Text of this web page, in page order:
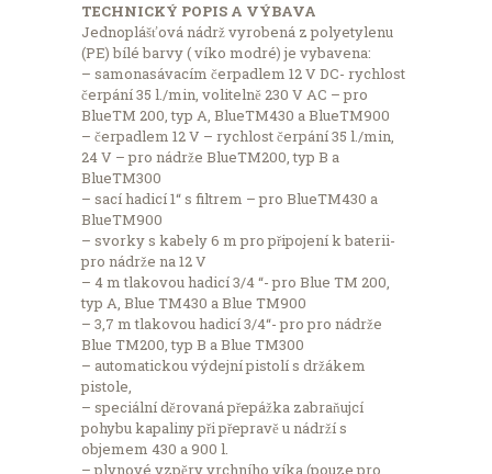
TECHNICKÝ POPIS A VÝBAVA
Jednoplášťová nádrž vyrobená z polyetylenu
(PE) bílé barvy ( víko modré) je vybavena:
– samonasávacím čerpadlem 12 V DC- rychlost
čerpání 35 l./min, volitelně 230 V AC – pro
BlueTM 200, typ A, BlueTM430 a BlueTM900
– čerpadlem 12 V – rychlost čerpání 35 l./min,
24 V – pro nádrže BlueTM200, typ B a
BlueTM300
– sací hadicí 1“ s filtrem – pro BlueTM430 a
BlueTM900
– svorky s kabely 6 m pro připojení k baterii-
pro nádrže na 12 V
– 4 m tlakovou hadicí 3/4 “- pro Blue TM 200,
typ A, Blue TM430 a Blue TM900
– 3,7 m tlakovou hadicí 3/4“- pro pro nádrže
Blue TM200, typ B a Blue TM300
– automatickou výdejní pistolí s držákem
pistole,
– speciální děrovaná přepážka zabraňujcí
pohybu kapaliny při přepravě u nádrží s
objemem 430 a 900 l.
– plynové vzpěry vrchního víka (pouze pro